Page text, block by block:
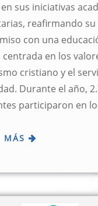
sus iniciativas
reafirmando su
con una
en los
cristiano y el
Durante el año,
participaron en
MÁS